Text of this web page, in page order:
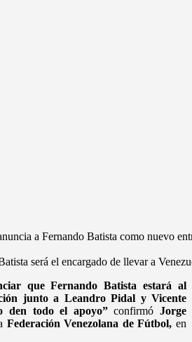
será el encargado de llevar a
que Fernando Batista estará al
junto a Leandro Pidal y Vicente
den todo el apoyo”confirmóJorge
Federación Venezolana de Fútbol, en